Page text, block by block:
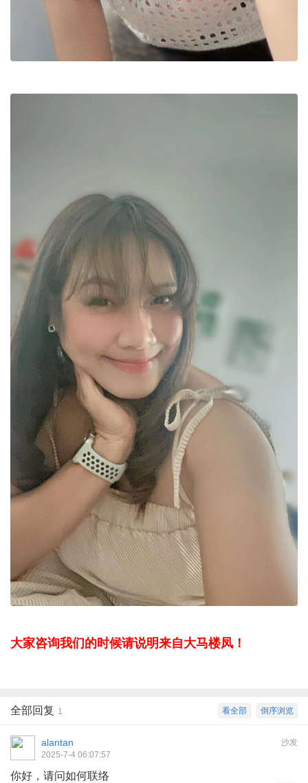
大家咨询我们的时候请说明来自大马楼凤！
倒序浏览
看全部
全部回复 1
沙发
alantan
2025-7-4 06:07:57
你好，请问如何联络